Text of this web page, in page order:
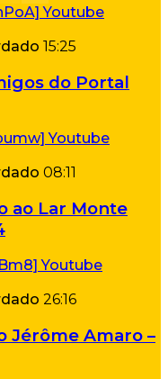
15:25
do Portal
08:11
ao Lar Monte
26:16
Jérôme Amaro –